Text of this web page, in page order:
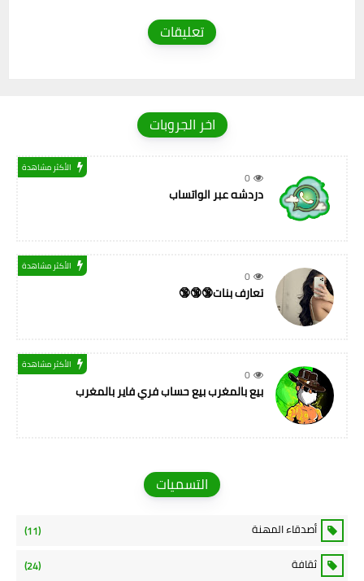
تعليقات
اخر الجروبات
0
الأكثر مشاهدة
دردشه عبر الواتساب
0
الأكثر مشاهدة
تعارف بنات🔞🔞🔞
0
الأكثر مشاهدة
بيع بالمغرب بيع حساب فري فاير بالمغرب
التسميات
أصدقاء المهنة (11)
ثقافة (24)